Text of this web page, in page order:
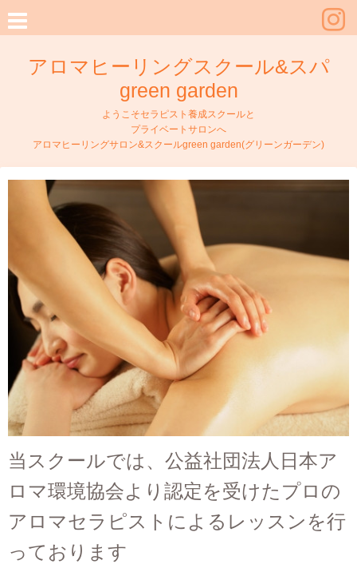
アロマヒーリングスクール&スパ
green garden
ようこそセラピスト養成スクールと
プライベートサロンへ
アロマヒーリングサロン&スクールgreen garden(グリーンガーデン)
当スクールでは、公益社団法人日本ア
ロマ環境協会より認定を受けたプロの
アロマセラピストによるレッスンを行
っております